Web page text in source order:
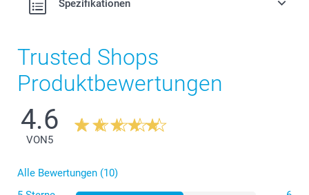
Spezifikationen
Trusted Shops
Produktbewertungen
4.6
VON5
Alle Bewertungen (10)